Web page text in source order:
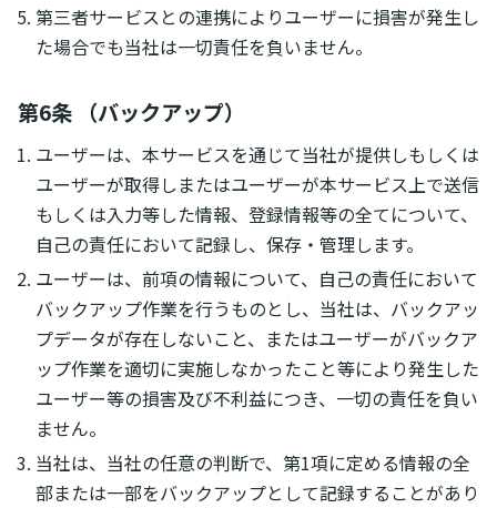
第三者サービスとの連携によりユーザーに損害が発生し
た場合でも当社は一切責任を負いません。
第6条 （バックアップ）
ユーザーは、本サービスを通じて当社が提供しもしくは
ユーザーが取得しまたはユーザーが本サービス上で送信
もしくは入力等した情報、登録情報等の全てについて、
自己の責任において記録し、保存・管理します。
ユーザーは、前項の情報について、自己の責任において
バックアップ作業を行うものとし、当社は、バックアッ
プデータが存在しないこと、またはユーザーがバックア
ップ作業を適切に実施しなかったこと等により発生した
ユーザー等の損害及び不利益につき、一切の責任を負い
ません。
当社は、当社の任意の判断で、第1項に定める情報の全
部または一部をバックアップとして記録することがあり